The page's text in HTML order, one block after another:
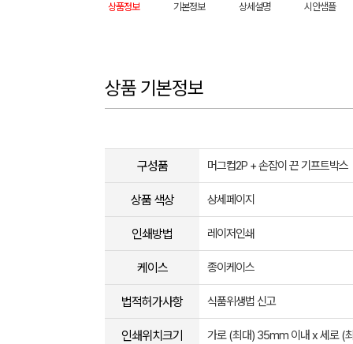
상품정보 기본정보 상세설명 시안샘플
상품 기본정보
구성품 머그컵2P + 손잡이 끈 기프트박스
상품 색상 상세페이지
인쇄방법 레이저인쇄
케이스 종이케이스
법적허가사항 식품위생법 신고
인쇄위치크기 가로 (최대) 35mm 이내 x 세로 (